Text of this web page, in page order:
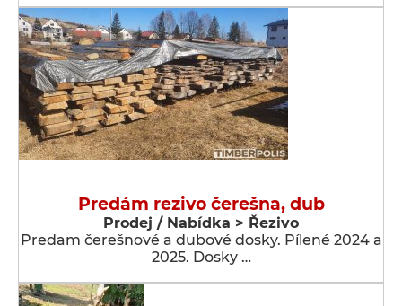
Predám rezivo čerešna, dub
Prodej / Nabídka > Řezivo
Predam čerešnové a dubové dosky. Pílené 2024 a
2025. Dosky …